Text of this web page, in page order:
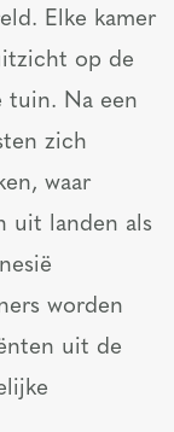
Elke kamer
op de
tuin. Na een
zich
waar
uit landen als
worden
uit de